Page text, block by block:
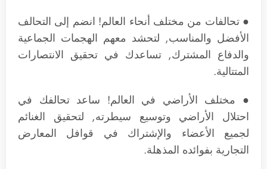
● تحالفات من مختلف أنحاء العالم! انضم إلى التحالف
الأفضل والمناسب, لتحشد معهم الهجمات الجماعية
والدفاع المشترك, تساعدك في تحقيق الانتصارات
المتتالية.
● مختلف الأراضي في العالم! ساعد تحالفك في
احتلال الأراضي وتوسيع سيطرته, لتحقيق الغنائم
لجميع الأعضاء والإشتراك في قوافل المعارض
التجارية بفوائده المذهلة.